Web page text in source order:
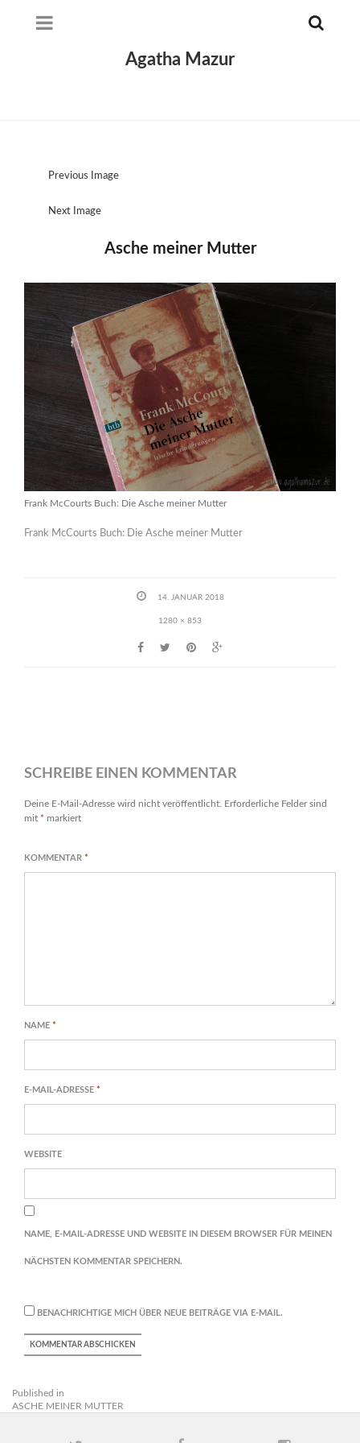
Agatha Mazur
Previous Image
Next Image
Asche meiner Mutter
Frank McCourts Buch: Die Asche meiner Mutter
Frank McCourts Buch: Die Asche meiner Mutter
14. JANUAR 2018
1280 × 853
SCHREIBE EINEN KOMMENTAR
Deine E-Mail-Adresse wird nicht veröffentlicht. Erforderliche Felder sind
mit * markiert
KOMMENTAR *
NAME *
E-MAIL-ADRESSE *
WEBSITE
NAME, E-MAIL-ADRESSE UND WEBSITE IN DIESEM BROWSER FÜR MEINEN
NÄCHSTEN KOMMENTAR SPEICHERN.
BENACHRICHTIGE MICH ÜBER NEUE BEITRÄGE VIA E-MAIL.
Published in
ASCHE MEINER MUTTER